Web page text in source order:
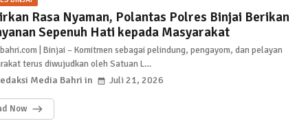
Rasa Nyaman, Polantas Polres Binjai Berikan
Sepenuh Hati kepada Masyarakat
| Binjai – Komitmen sebagai pelindung, pengayom, dan pelayan
terus diwujudkan oleh Satuan L…
Media Bahri Juli 21, 2026
Now